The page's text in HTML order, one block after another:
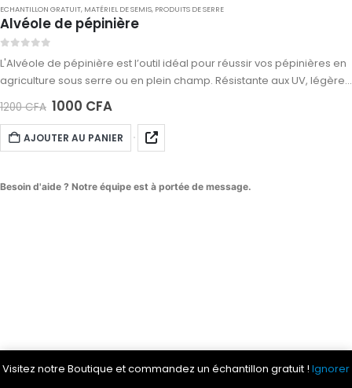
ECHANTILLON GRATUIT, MATÉRIEL DE SEMIS, PRODUITS DE SERRE
Alvéole de pépinière
L'Alvéole de pépinière est l’outil idéal pour réussir vos pépinières en
agriculture sous serre ou en plein champ. Résistante aux UV, légère,
réutilisable et bien ventilée, elle favorise un bon développement
racinaire. Disponible chez C.I. Irrigation à Abidjan, Angré, 22e à côté
de la CEI. Contact : 0173939523.
1200CFA 1000 CFA
AJOUTER AU PANIER
Visitez notre Boutique et commandez un échantillon gratuit ! Ignorer
Besoin d'aide ? Notre équipe est à portée de message.